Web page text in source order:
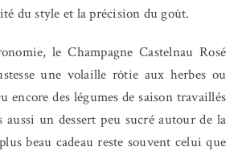
du style et la précision du goût.
le Champagne Castelnau Rosé
une volaille rôtie aux herbes ou
encore des légumes de saison travaillés
un dessert peu sucré autour de la
beau cadeau reste souvent celui que